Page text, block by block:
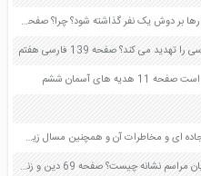
به نظر شما آیا صحیح است که در خانه، همه کارها بر دوش یک نفر گذاشته شود؟ چرا؟ صفحه 6 مطالعات اجتماعی هشتم
می کند؟ صفحه 139 فارسی هفتم
های آسمان ششم
پاسخ قسمت الف را از نظر شد آمد (ترافیک) جاده ای و مخاطرات آن و همچنین مسال زیست محیطی در گروه خود به بحث بگذارید و نتیجه را به کلاس اراه کنید صفحه 75 علوم هفتم
تبریک و تهنیت مردم به حضرت علی پس از پایان مراسم نشانه چیست؟ صفحه 69 دین و زندگی یازدهم